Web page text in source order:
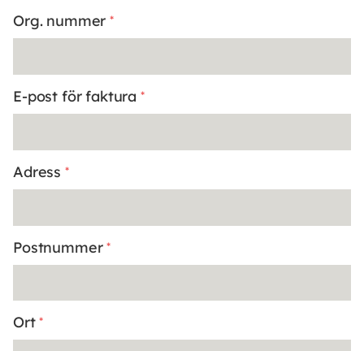
Org. nummer*
E-post för faktura *
Adress *
Postnummer*
Ort*